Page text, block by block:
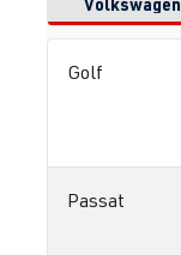
Golf
Passat